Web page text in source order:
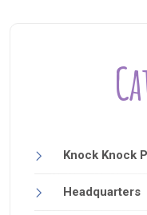
Knock Knock
Headquarters